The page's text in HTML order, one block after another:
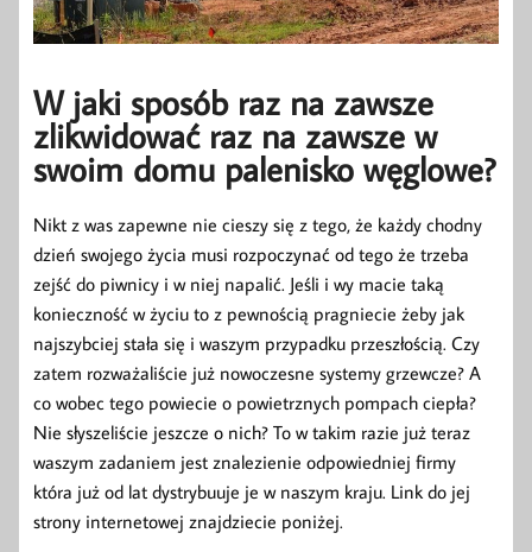
W jaki sposób raz na zawsze
zlikwidować raz na zawsze w
swoim domu palenisko węglowe?
Nikt z was zapewne nie cieszy się z tego, że każdy chodny
dzień swojego życia musi rozpoczynać od tego że trzeba
zejść do piwnicy i w niej napalić. Jeśli i wy macie taką
konieczność w życiu to z pewnością pragniecie żeby jak
najszybciej stała się i waszym przypadku przeszłością. Czy
zatem rozważaliście już nowoczesne systemy grzewcze? A
co wobec tego powiecie o powietrznych pompach ciepła?
Nie słyszeliście jeszcze o nich? To w takim razie już teraz
waszym zadaniem jest znalezienie odpowiedniej firmy
która już od lat dystrybuuje je w naszym kraju. Link do jej
strony internetowej znajdziecie poniżej.